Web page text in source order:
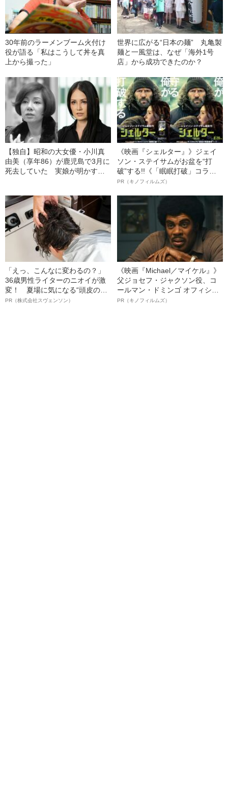
30年前のラーメンブーム火付け
役が語る「私はこうして丼を真
上から撮った」
世界に広がる“日本の麺” 丸亀製
麺と一風堂は、なぜ「海外1号
店」から成功できたのか？
【独自】昭和の大女優・小川真
由美（享年86）が鹿児島で3月に
死去していた 実娘が明かす
《映画『シェルター』》ジェイ
ソン・ステイサムがお盆を“打
破”する!!《「眠眠打破」コラ
ボ》
PR（キノフィルムズ）
「えっ、こんなに変わるの？」
36歳男性ライターのニオイが激
変！ 夏場に気になる“頭皮のニ
オイ”や“ベタつき”を解消す
PR（株式会社スヴェンソン）
《映画『Michael／マイケル』》
父ジョセフ・ジャクソン役、コ
ールマン・ドミンゴ オフィシャ
ルインタビュー“観客を魅了した
PR（キノフィルムズ）